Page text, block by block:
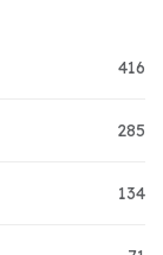
416
285
134